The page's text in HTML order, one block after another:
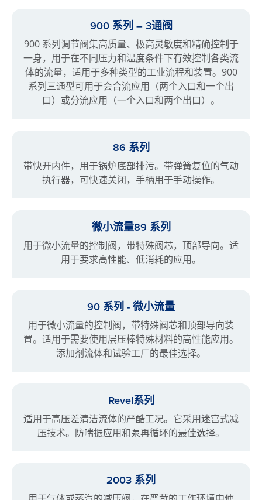
900 系列 – 3通阀
900 系列调节阀集高质量、极高灵敏度和精确控制于
一身，用于在不同压力和温度条件下有效控制各类流
体的流量，适用于多种类型的工业流程和装置。900
系列三通型可用于会合流应用（两个入口和一个出
口）或分流应用（一个入口和两个出口）。
86 系列
带快开内件，用于锅炉底部排污。带弹簧复位的气动
执行器，可快速关闭，手柄用于手动操作。
微小流量89 系列
用于微小流量的控制阀，带特殊阀芯，顶部导向。适
用于要求高性能、低消耗的应用。
90 系列 - 微小流量
用于微小流量的控制阀，带特殊阀芯和顶部导向装
置。适用于需要使用层压棒特殊材料的高性能应用。
添加剂流体和试验工厂的最佳选择。
Revel系列
适用于高压差清洁流体的严酷工况。它采用迷宫式减
压技术。防喘振应用和泵再循环的最佳选择。
2003 系列